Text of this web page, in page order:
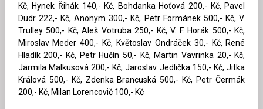
Kč, Hynek Řihák 140,- Kč, Bohdanka Hoťová 200,- Kč, Pavel
Dudr 222,- Kč, Anonym 300,- Kč, Petr Formánek 500,- Kč, V.
Trulley 500,- Kč, Aleš Votruba 250,- Kč, V. F. Horák 500,- Kč,
Miroslav Meder 400,- Kč, Květoslav Ondráček 30,- Kč, René
Hladík 200,- Kč, Petr Hučín 50,- Kč, Martin Vavrinka 20,- Kč,
Jarmila Malkusová 200,- Kč, Jaroslav Jedlička 150,- Kč, Jitka
Králová 500,- Kč, Zdenka Brancuská 500,- Kč, Petr Čermák
200,- Kč, Milan Lorencovič 100,- Kč